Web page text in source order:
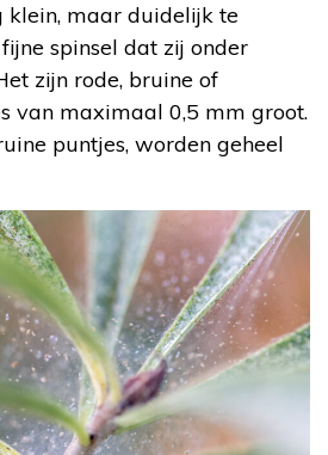
klein, maar duidelijk te
spinsel dat zij onder
zijn rode, bruine of
van maximaal 0,5 mm groot.
puntjes, worden geheel